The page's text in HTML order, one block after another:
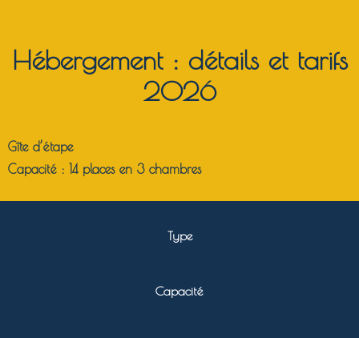
Hébergement : détails et tarifs
2026
Gîte d’étape
Capacité : 14 places en 3 chambres
Type
Capacité